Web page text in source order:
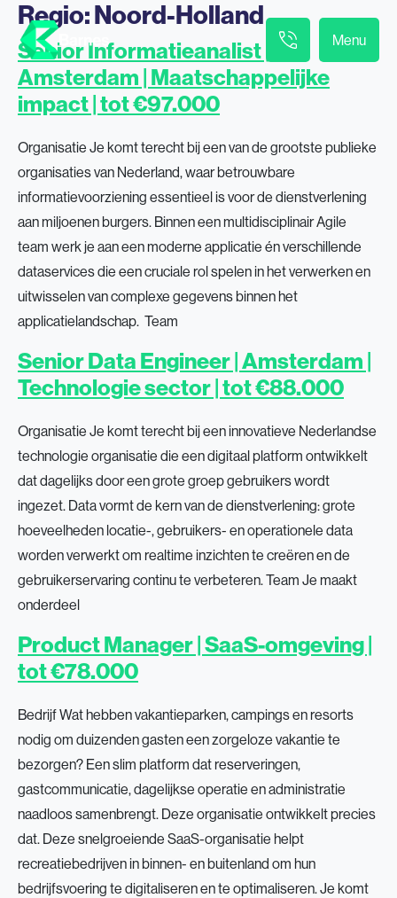
Menu
Regio:Noord-Holland
Senior Informatieanalist |
Amsterdam | Maatschappelijke
impact | tot €97.000
Organisatie Je komt terecht bij een van de grootste publieke
organisaties van Nederland, waar betrouwbare
informatievoorziening essentieel is voor de dienstverlening
aan miljoenen burgers. Binnen een multidisciplinair Agile
team werk je aan een moderne applicatie én verschillende
dataservices die een cruciale rol spelen in het verwerken en
uitwisselen van complexe gegevens binnen het
applicatielandschap. Team
Senior Data Engineer | Amsterdam |
Technologie sector | tot €88.000
Organisatie Je komt terecht bij een innovatieve Nederlandse
technologie organisatie die een digitaal platform ontwikkelt
dat dagelijks door een grote groep gebruikers wordt
ingezet. Data vormt de kern van de dienstverlening: grote
hoeveelheden locatie-, gebruikers- en operationele data
worden verwerkt om realtime inzichten te creëren en de
gebruikerservaring continu te verbeteren. Team Je maakt
onderdeel
Product Manager | SaaS-omgeving |
tot €78.000
Bedrijf Wat hebben vakantieparken, campings en resorts
nodig om duizenden gasten een zorgeloze vakantie te
bezorgen? Een slim platform dat reserveringen,
gastcommunicatie, dagelijkse operatie en administratie
naadloos samenbrengt. Deze organisatie ontwikkelt precies
dat. Deze snelgroeiende SaaS-organisatie helpt
recreatiebedrijven in binnen- en buitenland om hun
bedrijfsvoering te digitaliseren en te optimaliseren. Je komt